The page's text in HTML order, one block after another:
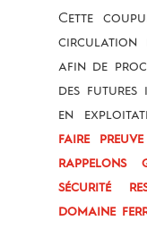
Cette
circulation
afin de
des futures
en
faire
rappelons
sécurité
domaine